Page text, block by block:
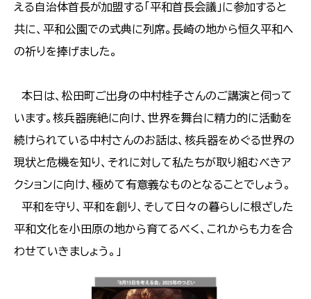
える自治体首長が加盟する「平和首長会議」に参加すると
共に、平和公園での式典に列席。長崎の地から恒久平和へ
の祈りを捧げました。
本日は、松田町ご出身の中村桂子さんのご講演と伺って
います。核兵器廃絶に向け、世界を舞台に精力的に活動を
続けられている中村さんのお話は、核兵器をめぐる世界の
現状と危機を知り、それに対して私たちが取り組むべきア
クションに向け、極めて有意義なものとなることでしょう。
平和を守り、平和を創り、そして日々の暮らしに根ざした
平和文化を小田原の地から育てるべく、これからも力を合
わせていきましょう。」